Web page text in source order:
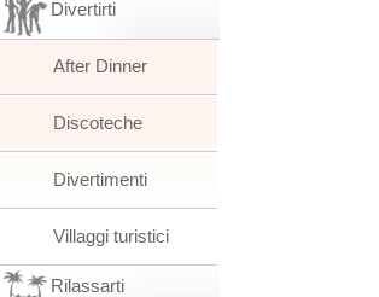
Divertirti
After Dinner
Discoteche
Divertimenti
Villaggi turistici
Rilassarti